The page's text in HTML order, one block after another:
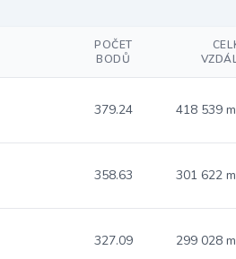
POČET
BODŮ
379.24 418 539
358.63 301 622
327.09 299 028